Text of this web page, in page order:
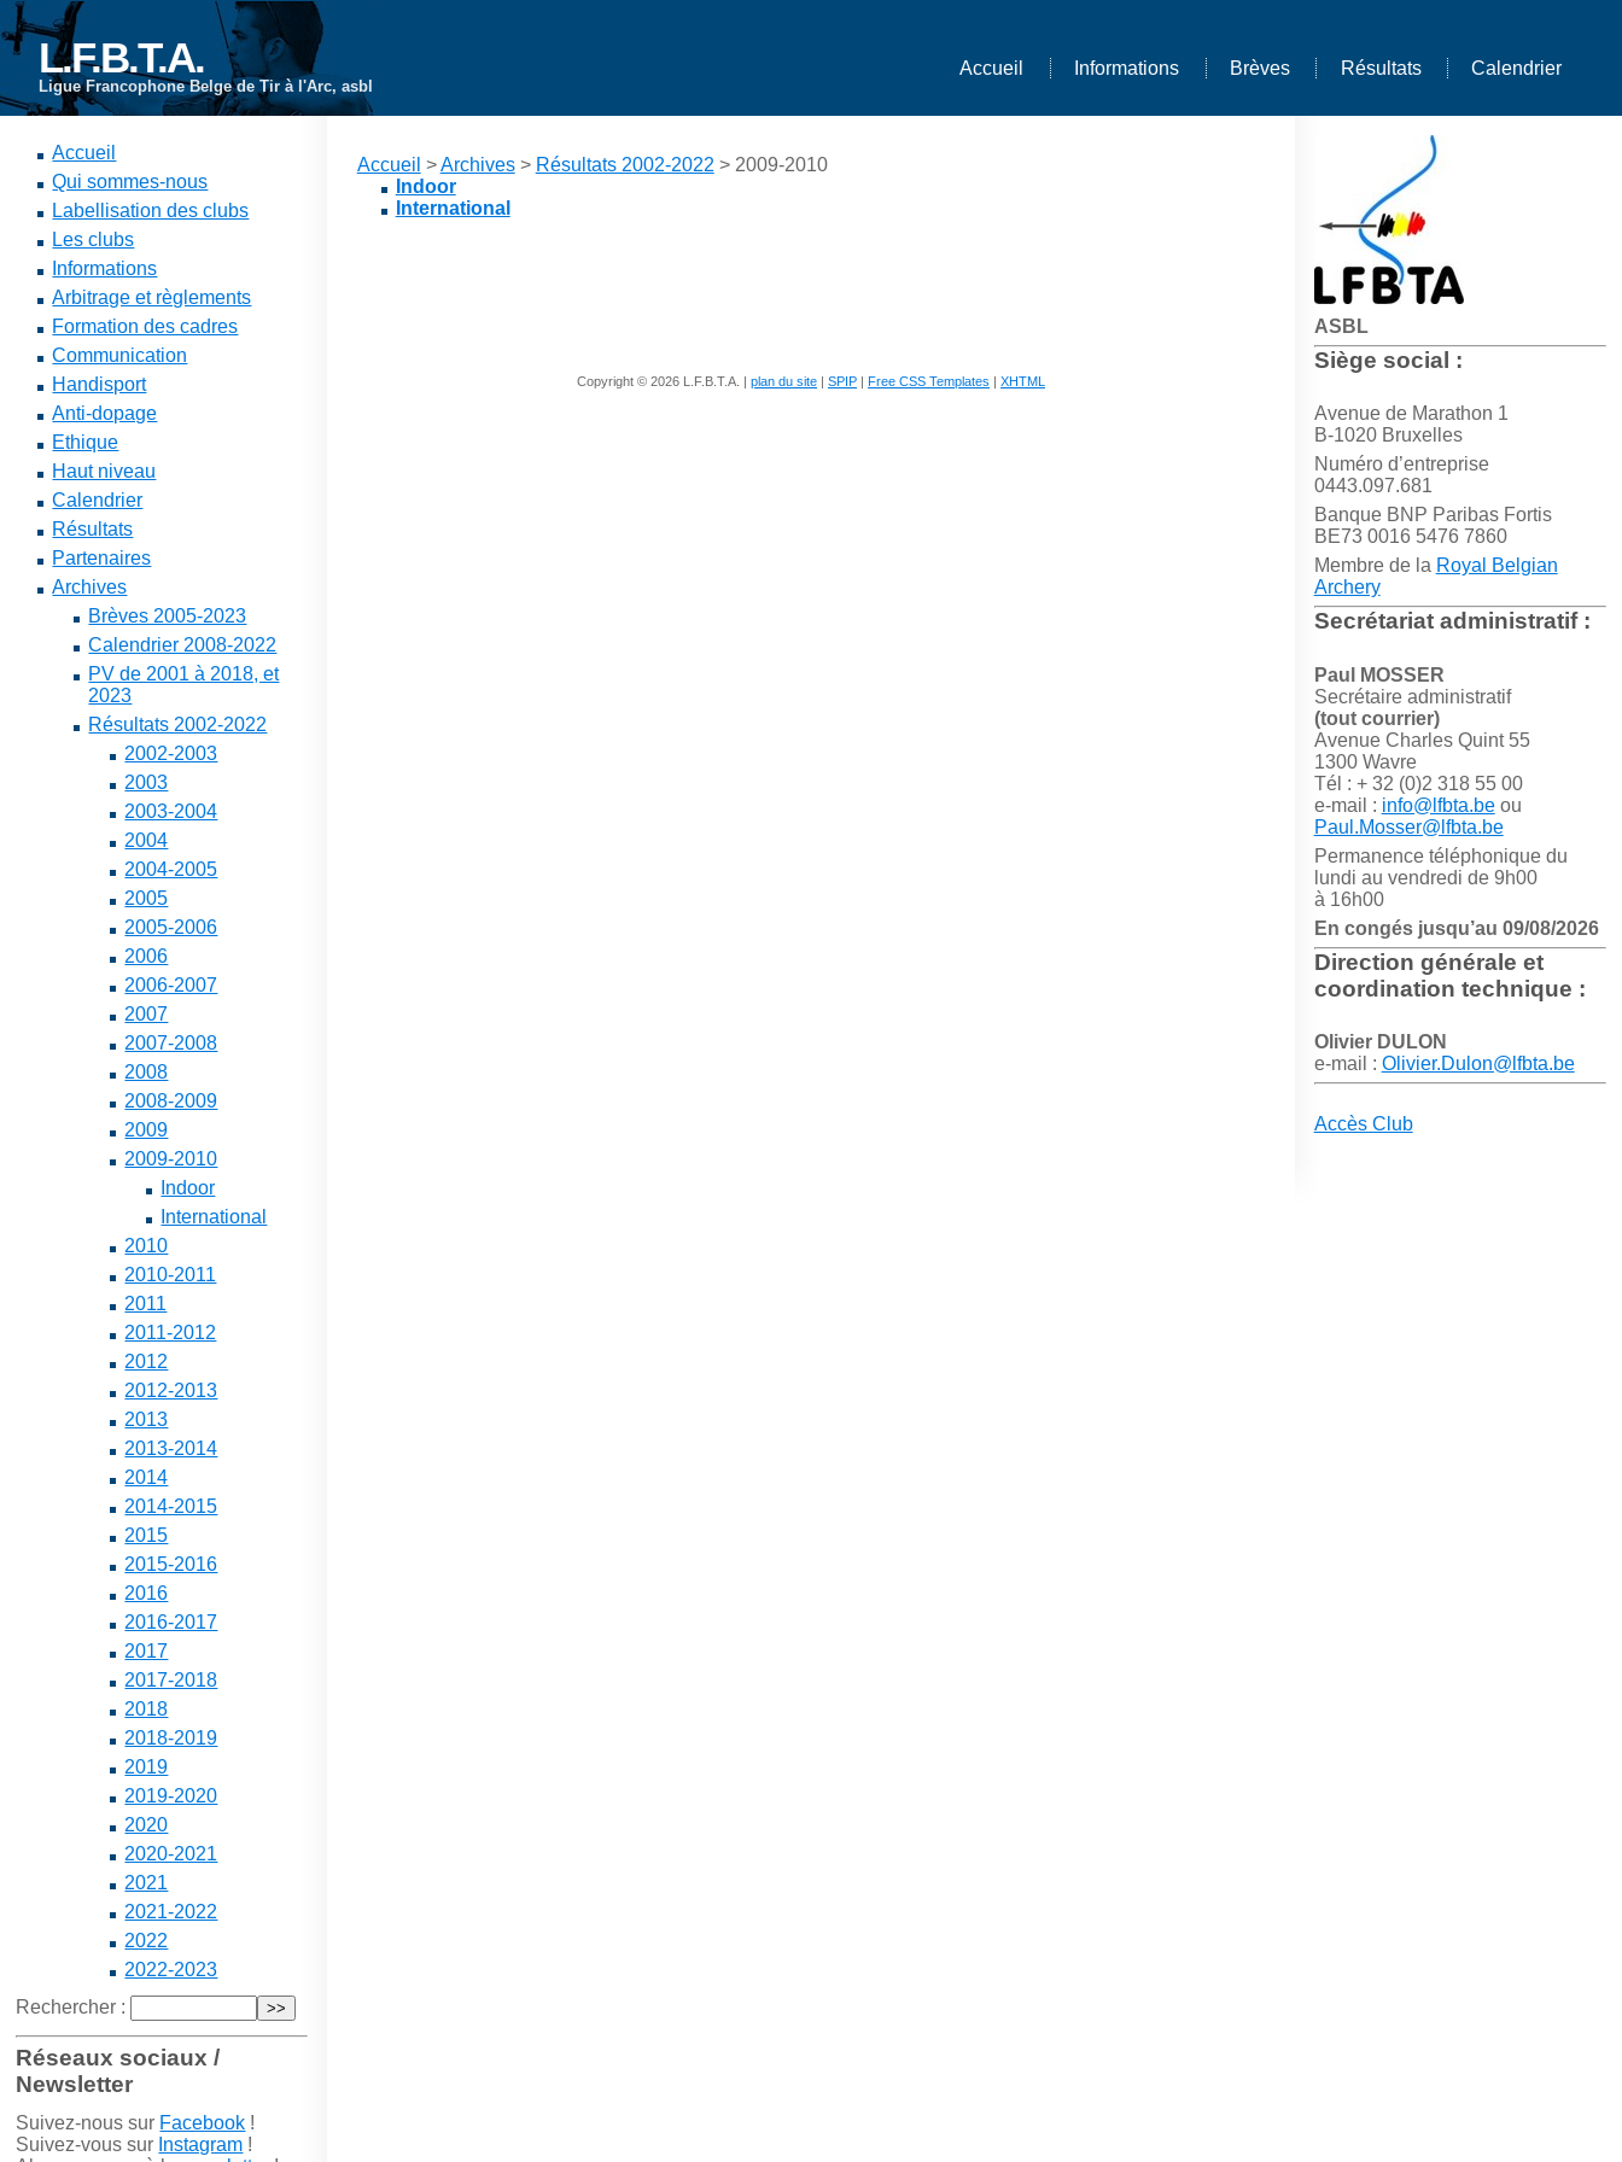
L.F.B.T.A.
Ligue Francophone Belge de Tir à l'Arc, asbl
Accueil Informations Brèves Résultats Calendrier
ASBL
Siège social :
Avenue de Marathon 1
B-1020 Bruxelles
Numéro d’entreprise
0443.097.681
Banque BNP Paribas Fortis
BE73 0016 5476 7860
Membre de la Royal Belgian
Archery
Secrétariat administratif :
Paul MOSSER
Secrétaire administratif
(tout courrier)
Avenue Charles Quint 55
1300 Wavre
Tél : + 32 (0)2 318 55 00
e-mail : info@lfbta.beou
Paul.Mosser@lfbta.be
Permanence téléphonique du
lundi au vendredi de 9h00
à 16h00
En congés jusqu’au 09/08/2026
Direction générale et
coordination technique :
Olivier DULON
e-mail : Olivier.Dulon@lfbta.be
Accès Club
Accueil
Qui sommes-nous
Labellisation des clubs
Les clubs
Informations
Arbitrage et règlements
Formation des cadres
Communication
Handisport
Anti-dopage
Ethique
Haut niveau
Calendrier
Résultats
Partenaires
Archives
Brèves 2005-2023
Calendrier 2008-2022
PV de 2001 à 2018, et
2023
Résultats 2002-2022
2002-2003
2003
2003-2004
2004
2004-2005
2005
2005-2006
2006
2006-2007
2007
2007-2008
2008
2008-2009
2009
2009-2010
Indoor
International
2010
2010-2011
2011
2011-2012
2012
2012-2013
2013
2013-2014
2014
2014-2015
2015
2015-2016
2016
2016-2017
2017
2017-2018
2018
2018-2019
2019
2019-2020
2020
2020-2021
2021
2021-2022
2022
2022-2023
Rechercher :
Réseaux sociaux /
Newsletter
Suivez-nous sur Facebook !
Suivez-vous sur Instagram !
Accueil >Archives> Résultats 2002-2022 > 2009-2010
Indoor
International
Copyright © 2026 L.F.B.T.A. | plan du site | SPIP | Free CSS Templates | XHTML